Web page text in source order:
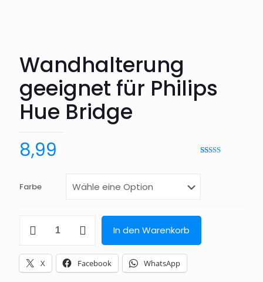
Wandhalterung
geeignet für Philips
Hue Bridge
8,99
Farbe
geeignet
Philips
Hue
Bridge
In den Warenkorb
X Facebook WhatsApp